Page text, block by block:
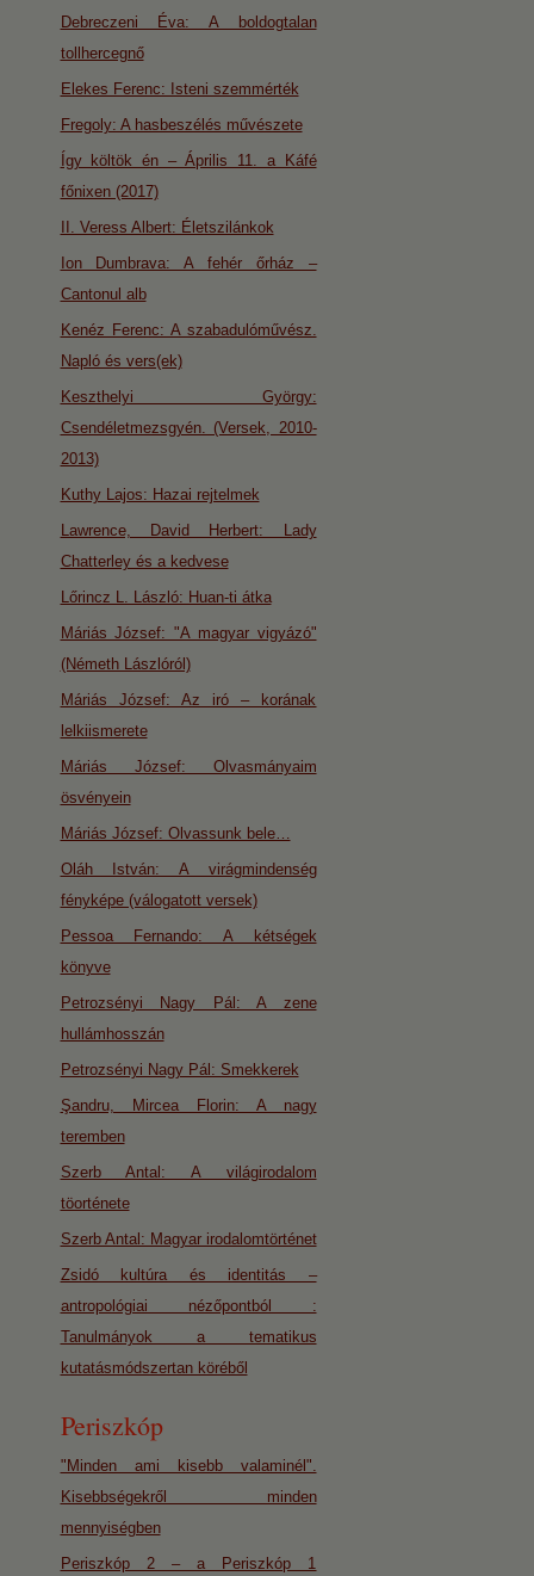
Debreczeni Éva: A boldogtalan
tollhercegnő
Elekes Ferenc: Isteni szemmérték
Fregoly: A hasbeszélés művészete
Így költök én – Április 11. a Káfé
főnixen (2017)
II. Veress Albert: Életszilánkok
Ion Dumbrava: A fehér őrház –
Cantonul alb
Kenéz Ferenc: A szabadulóművész.
Napló és vers(ek)
Keszthelyi György:
Csendéletmezsgyén. (Versek, 2010-
2013)
Kuthy Lajos: Hazai rejtelmek
Lawrence, David Herbert: Lady
Chatterley és a kedvese
Lőrincz L. László: Huan-ti átka
Máriás József: "A magyar vigyázó"
(Németh Lászlóról)
Máriás József: Az iró – korának
lelkiismerete
Máriás József: Olvasmányaim
ösvényein
Máriás József: Olvassunk bele…
Oláh István: A virágmindenség
fényképe (válogatott versek)
Pessoa Fernando: A kétségek
könyve
Petrozsényi Nagy Pál: A zene
hullámhosszán
Petrozsényi Nagy Pál: Smekkerek
Şandru, Mircea Florin: A nagy
teremben
Szerb Antal: A világirodalom
töorténete
Szerb Antal: Magyar irodalomtörténet
Zsidó kultúra és identitás –
antropológiai nézőpontból :
Tanulmányok a tematikus
kutatásmódszertan köréből
Periszkóp
"Minden ami kisebb valaminél".
Kisebbségekről minden
mennyiségben
Periszkóp 2 – a Periszkóp 1